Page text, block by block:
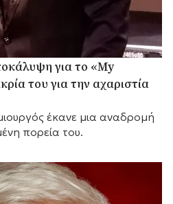
για το «My
του για την αχαριστία
έκανε μια αναδρομή
πορεία του.